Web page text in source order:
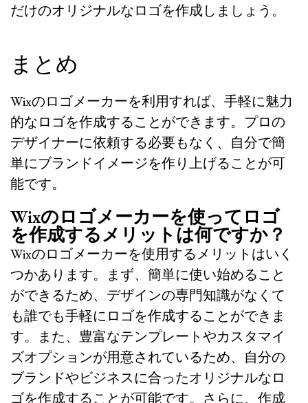
だけのオリジナルなロゴを作成しましょう。
まとめ
Wixのロゴメーカーを利用すれば、手軽に魅力
的なロゴを作成することができます。プロの
デザイナーに依頼する必要もなく、自分で簡
単にブランドイメージを作り上げることが可
能です。
Wixのロゴメーカーを使ってロゴ
を作成するメリットは何ですか？
Wixのロゴメーカーを使用するメリットはいく
つかあります。まず、簡単に使い始めること
ができるため、デザインの専門知識がなくて
も誰でも手軽にロゴを作成することができま
す。また、豊富なテンプレートやカスタマイ
ズオプションが用意されているため、自分の
ブランドやビジネスに合ったオリジナルなロ
ゴを作成することが可能です。さらに、作成